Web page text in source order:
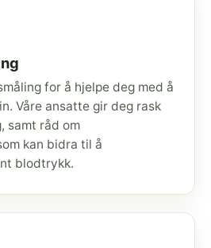
for å hjelpe deg med å
Våre ansatte gir deg rask
samt råd om
kan bidra til å
blodtrykk.